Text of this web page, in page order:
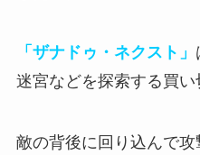
「ザナドゥ・ネクスト」
迷宮などを探索する買い
敵の背後に回り込んで